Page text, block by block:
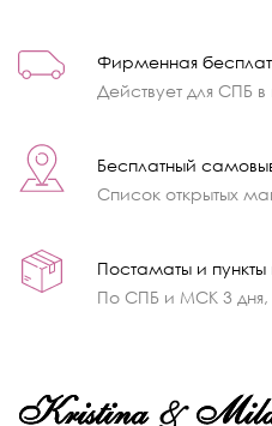
Фирменная
Действует для СПБ
Бесплатный
Список открытых
Постаматы и
По СПБ и МСК 3 дня,